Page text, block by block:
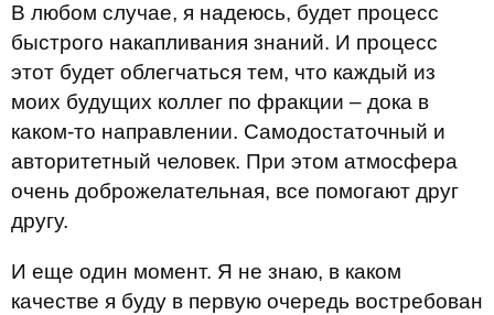
В любом случае, я надеюсь, будет процесс
быстрого накапливания знаний. И процесс
этот будет облегчаться тем, что каждый из
моих будущих коллег по фракции – дока в
каком-то направлении. Самодостаточный и
авторитетный человек. При этом атмосфера
очень доброжелательная, все помогают друг
другу.
И еще один момент. Я не знаю, в каком
качестве я буду в первую очередь востребован